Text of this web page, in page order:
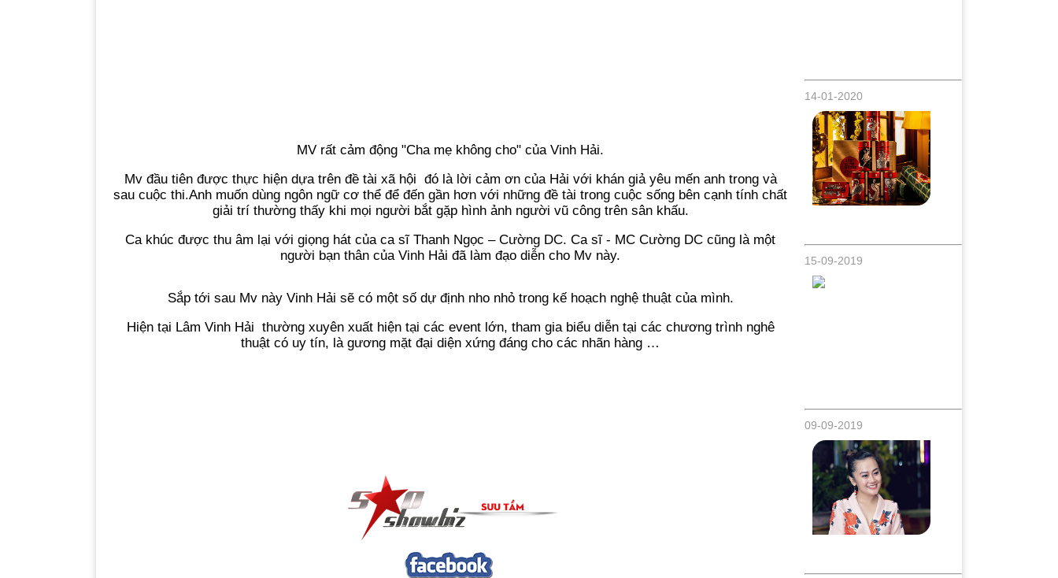
MV rất cảm động "Cha mẹ không cho" của Vinh Hải.
Mv đầu tiên được thực hiện dựa trên đề tài xã hội đó là lời cảm ơn của Hải với khán giả yêu mến anh trong và
sau cuộc thi.Anh muốn dùng ngôn ngữ cơ thể để đến gần hơn với những đề tài trong cuộc sống bên cạnh tính chất
giải trí thường thấy khi mọi người bắt gặp hình ảnh người vũ công trên sân khấu.
Ca khúc được thu âm lại với giọng hát của ca sĩ Thanh Ngọc – Cường DC. Ca sĩ - MC Cường DC cũng là một
người bạn thân của Vinh Hải đã làm đạo diễn cho Mv này.
Sắp tới sau Mv này Vinh Hải sẽ có một số dự định nho nhỏ trong kế hoạch nghệ thuật của mình.
Hiện tại Lâm Vinh Hải thường xuyên xuất hiện tại các event lớn, tham gia biểu diễn tại các chương trình nghê
thuật có uy tín, là gương mặt đại diện xứng đáng cho các nhãn hàng …
14-01-2020
15-09-2019
09-09-2019